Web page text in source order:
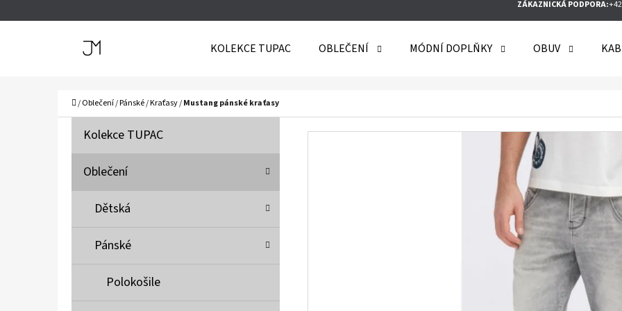
ZÁKAZNICKÁ PODPORA:
KOLEKCE TUPAC OBLEČENÍ MÓDNÍ DOPLŇKY OBUV
Domů
/Oblečení/Pánské/Kraťasy/Mustang pánské kraťasy
Přeskočit
K Kolekce TUPAC
Oblečení
Dětská
Pánské
Polokošile
HLEDAT